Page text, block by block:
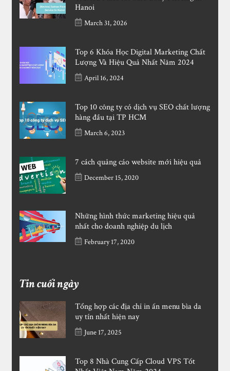
Hanoi
March 31, 2026
Top 6 Khóa Học Digital Marketing Chất
Lượng Và Hiệu Quả Nhất Năm 2024
April 16, 2024
Top 10 công ty có dịch vụ SEO chất lượng
hàng đầu tại TP HCM
March 6, 2023
7 cách quảng cáo website mới hiệu quả
December 15, 2020
Những hình thức marketing hiệu quả
nhất cho doanh nghiệp du lịch
February 17, 2020
Tin cuối ngày
Tổng hợp các địa chỉ in ấn menu bìa da
uy tín nhất hiện nay
June 17, 2025
Top 8 Nhà Cung Cấp Cloud VPS Tốt